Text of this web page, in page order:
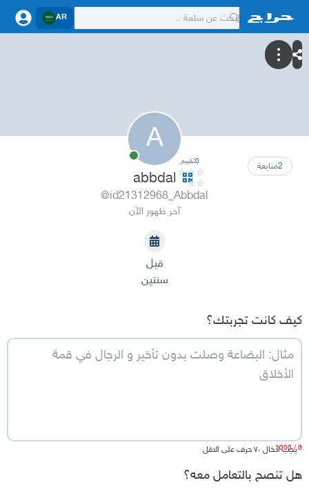
AR
A
2متابعة 0تقييم
abbdal
@id21312968_Abbdal
آخر ظهور الآن
قبل
سنتين
كيف كانت تجربتك؟
*يجب ادخال ٧٠ حرف على الاقل0
/ 1000
هل تنصح بالتعامل معه؟